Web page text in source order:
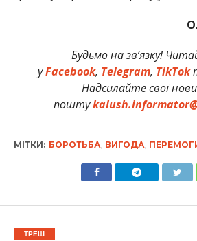
Будьмо на зв’язку!
уFacebook, Telegram, TikTok
Надсилайте свої
пошту
МІТКИ: БОРОТЬБА ВИГОДА
ТРЕШ